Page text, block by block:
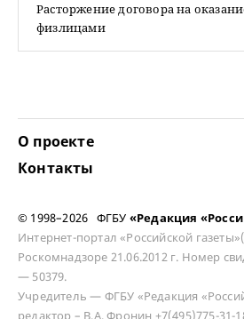
Расторжение договора на
физлицами
О проекте
Контакты
© 1998–2026 ФГБУ «Редакция
Интернет-портал «Российской
Роскомнадзоре 21.06.2012 г. Номер
— 50379.
Учредитель — ФГБУ «Редакция
редактор – В.А. Фронин +7(495)775-31-